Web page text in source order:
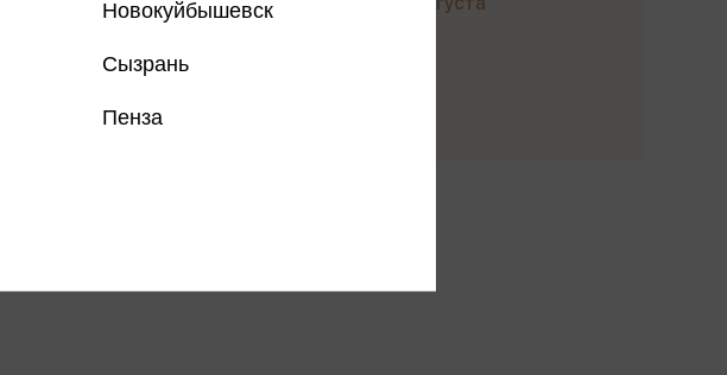
Новокуйбышевск
Сызрань
Пенза